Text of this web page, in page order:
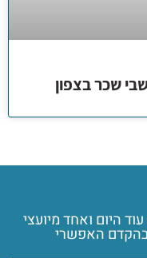
שכר בצפון
היום ואחד מיועצי
בהקדם האפשרי